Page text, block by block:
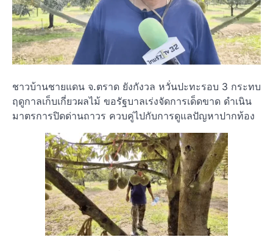
ชาวบ้านชายแดน จ.ตราด ยังกังวล หวั่นปะทะรอบ 3 กระทบ
ฤดูกาลเก็บเกี่ยวผลไม้ ขอรัฐบาลเร่งจัดการเด็ดขาด ดำเนิน
มาตรการปิดด่านถาวร ควบคู่ไปกับการดูแลปัญหาปากท้อง